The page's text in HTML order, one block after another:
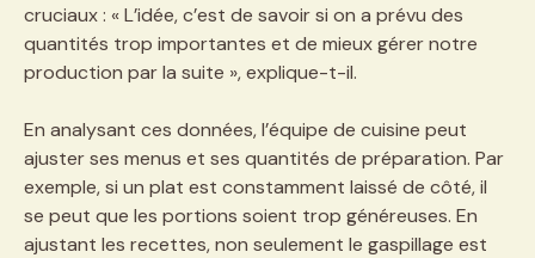
cruciaux : « L’idée, c’est de savoir si on a prévu des
quantités trop importantes et de mieux gérer notre
production par la suite », explique-t-il.
En analysant ces données, l’équipe de cuisine peut
ajuster ses menus et ses quantités de préparation. Par
exemple, si un plat est constamment laissé de côté, il
se peut que les portions soient trop généreuses. En
ajustant les recettes, non seulement le gaspillage est